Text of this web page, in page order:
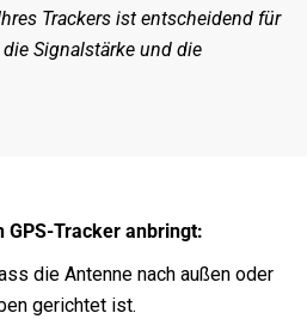
Trackers ist entscheidend für
Signalstärke und die
GPS-Tracker anbringt:
die Antenne nach außen oder
gerichtet ist.